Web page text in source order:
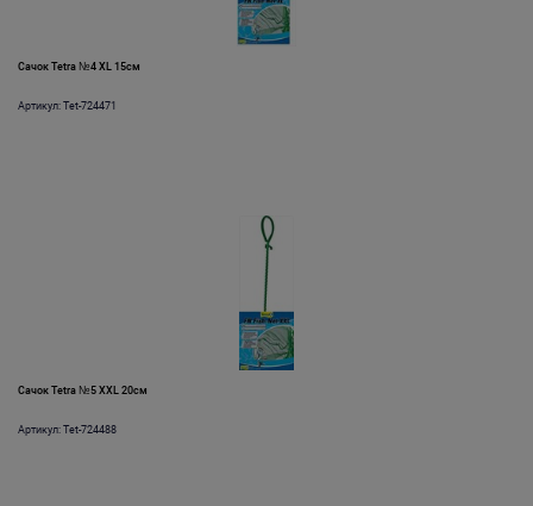
Сачок Tetra №4 XL 15см
Артикул: Tet-724471
Сачок Tetra №5 XXL 20см
Артикул: Tet-724488